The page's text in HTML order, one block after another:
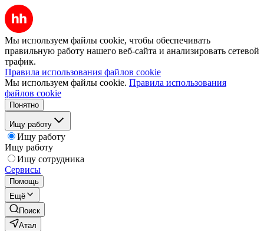
Мы используем файлы cookie, чтобы обеспечивать
правильную работу нашего веб-сайта и анализировать сетевой
трафик.
Правила использования файлов cookie
Мы используем файлы cookie. Правила использования
файлов cookie
Понятно
Ищу работу
Ищу работу
Ищу работу
Ищу сотрудника
Сервисы
Помощь
Ещё
Поиск
Атал